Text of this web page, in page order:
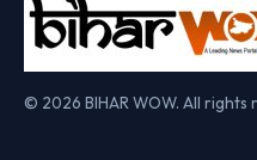
© 2026 BIHAR WOW. All rights